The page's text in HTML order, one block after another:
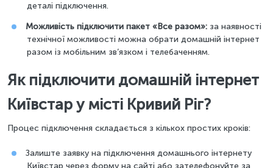
деталі підключення.
Можливість підключити пакет «Все разом»: за наявності
технічної можливості можна обрати домашній інтернет
разом із мобільним зв’язком і телебаченням.
Як підключити домашній інтернет
Київстар у місті Кривий Ріг?
Процес підключення складається з кількох простих кроків:
Залиште заявку на підключення домашнього інтернету
Київстар через форму на сайті або зателефонуйте за